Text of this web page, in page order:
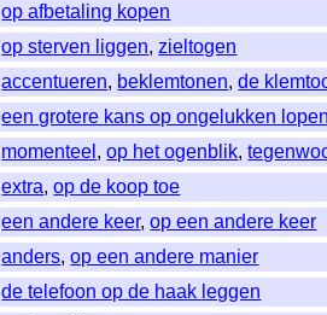
op afbetaling kopen
op sterven liggen,zieltogen
accentueren, beklemtonen,de
een grotere kans op ongelukken
momenteel ,op het ogenblik,
extra,op de koop toe
een andere keer,op een andere keer
anders,op een andere manier
de telefoon op de haak leggen